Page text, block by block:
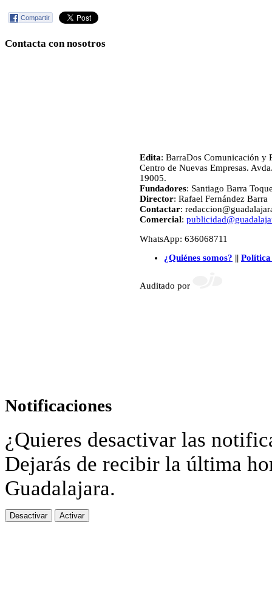
Compartir
Contacta con nosotros
Edita: BarraDos Comunicación y
Centro de Nuevas Empresas.
19005.
Fundadores: Santiago Barra
Director: Rafael Fernández Barra
Contactar:
Comercial:
WhatsApp: 636068711
¿Quiénes somos? || Política
Auditado por
Notificaciones
¿Quieres desactivar las
Dejarás de recibir la última
Guadalajara.
Desactivar Activar